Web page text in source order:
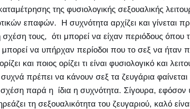
της φυσιολογικής σεξουαλικής
επαφών. Η συχνότητα αρχίζει και γίνεται
τους, ότι μπορεί να είχαν περιόδους όπου
μπορεί να υπήρχαν περίοδοι που το σεξ να ήταν
και ποιος ορίζει τι είναι φυσιολογικό και
πρέπει να κάνουν σεξ τα ζευγάρια φαίνεται
παρά η ίδια η συχνότητα. Σίγουρα, εφόσον
τη σεξουαλικότητα του ζευγαριού, καλό